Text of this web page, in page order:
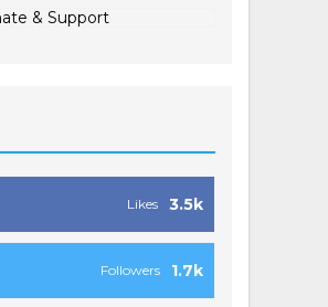
& Support
3.5k
Likes
1.7k
Followers